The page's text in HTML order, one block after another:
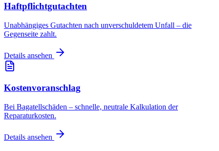
Haftpflichtgutachten
Unabhängiges Gutachten nach unverschuldetem Unfall – die
Gegenseite zahlt.
Details ansehen
Kostenvoranschlag
Bei Bagatellschäden – schnelle, neutrale Kalkulation der
Reparaturkosten.
Details ansehen